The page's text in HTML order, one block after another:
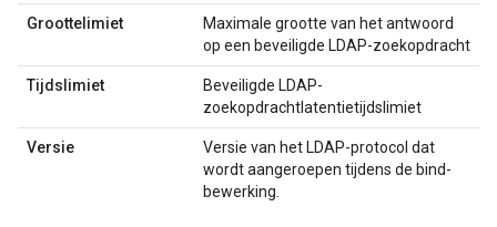
Groottelimiet
Maximale grootte van het antwoord
op een beveiligde LDAP-zoekopdracht
Tijdslimiet
Beveiligde LDAP-
zoekopdrachtlatentietijdslimiet
Versie
Versie van het LDAP-protocol dat
wordt aangeroepen tijdens de bind-
bewerking.